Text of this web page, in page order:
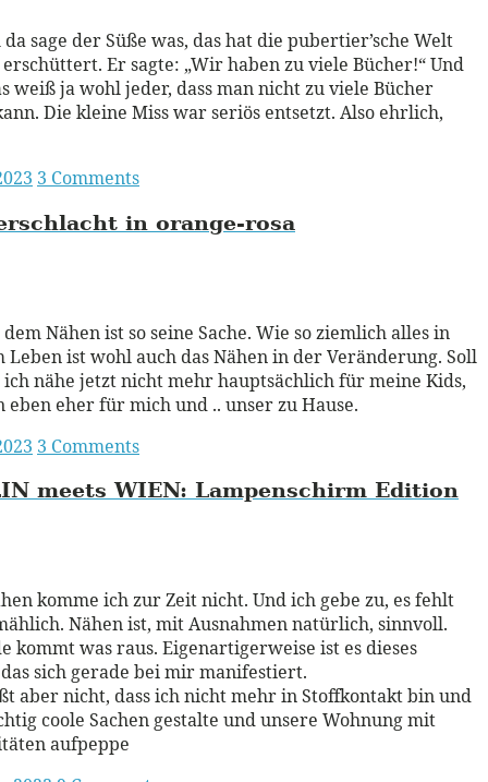
sage der Süße was, das hat die pubertier’sche Welt
Er sagte: „Wir haben zu viele Bücher!“ Und
weiß ja wohl jeder, dass man nicht zu viele Bücher
Die kleine Miss war seriös entsetzt. Also ehrlich,
3 Comments
in orange-rosa
Nähen ist so seine Sache. Wie so ziemlich alles in
Leben ist wohl auch das Nähen in der Veränderung. Soll
nähe jetzt nicht mehr hauptsächlich für meine Kids,
eben eher für mich und .. unser zu Hause.
3 Comments
meets WIEN: Lampenschirm Edition
komme ich zur Zeit nicht. Und ich gebe zu, es fehlt
Nähen ist, mit Ausnahmen natürlich, sinnvoll.
kommt was raus. Eigenartigerweise ist es dieses
sich gerade bei mir manifestiert.
aber nicht, dass ich nicht mehr in Stoffkontakt bin und
coole Sachen gestalte und unsere Wohnung mit
aufpeppe